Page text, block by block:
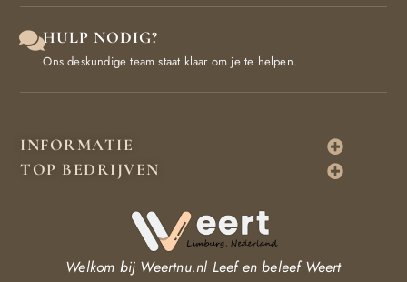
HULP NODIG?
Ons deskundige team staat klaar om je te helpen.
INFORMATIE
TOP BEDRIJVEN
Welkom bij Weertnu.nl Leef en beleef Weert